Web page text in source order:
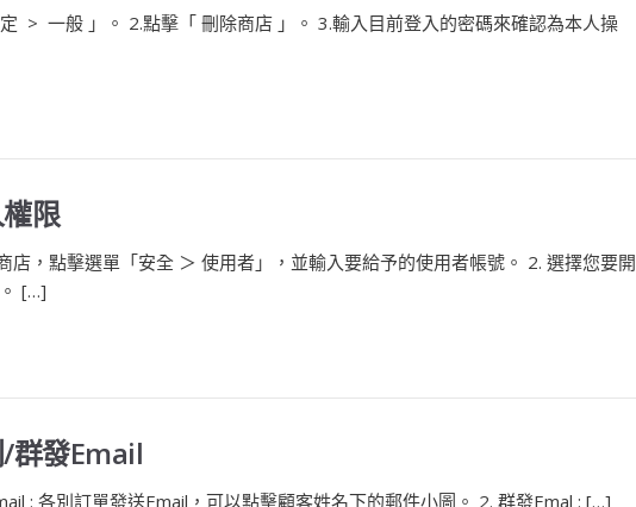
> 一般 」。 2.點擊「 刪除商店 」。 3.輸入目前登入的密碼來確認為本人操
限
店，點擊選單「安全 ＞ 使用者」，並輸入要給予的使用者帳號。 2. 選擇您要開
[…]
群發Email
: 各別訂單發送Email，可以點擊顧客姓名下的郵件小圖。 2. 群發Emal : […]